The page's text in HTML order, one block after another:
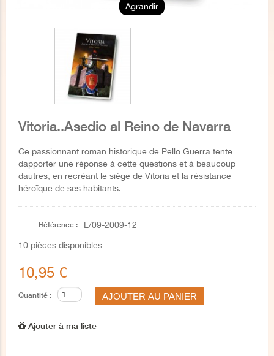
Agrandir
Vitoria..Asedio al Reino de Navarra
Ce passionnant roman historique de Pello Guerra tente
dapporter une réponse à cette questions et à beaucoup
dautres, en recréant le siège de Vitoria et la résistance
héroïque de ses habitants.
Référence : L/09-2009-12
10 pièces disponibles
10,95 €
Quantité :
Ajouter à ma liste